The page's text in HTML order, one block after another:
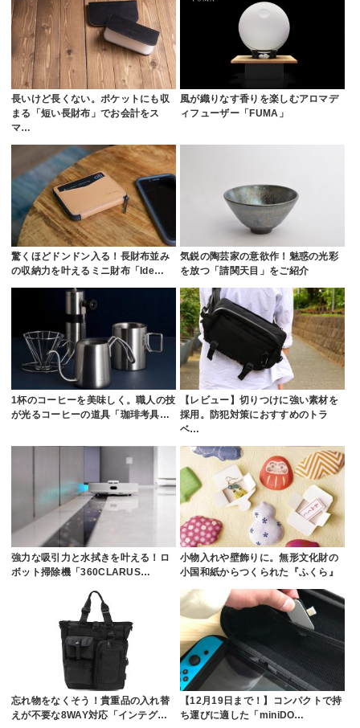
長いけど長くない。ポケットにも収
まる「短い長財布」でお会計をス
マ…
風が織りなす香りを楽しむアロマデ
ィフューザー「FUMA」
驚くほどドンドン入る！長財布並み
の収納力を叶えるミニ財布「Ide…
気鋭の陶芸家の意欲作！魅惑の光彩
を放つ「請関天目」をご紹介
1杯のコーヒーを美味しく。職人の技
が光るコーヒーの道具「珈琲考具…
【レビュー】切りつけに強い素材を
採用。防犯対策におすすめのトラ
ベ…
強力な吸引力と水拭きを叶える！ロ
ボット掃除機「360CLARUS…
小物入れや壁飾りに。無形文化財の
小国和紙からつくられた『ふくら』
忘れ物をなくそう！貴重品の入れ替
えが不要な8WAY対応「インテグ…
【12月19日まで！】コンパクトで持
ち運びに適した「miniDO…